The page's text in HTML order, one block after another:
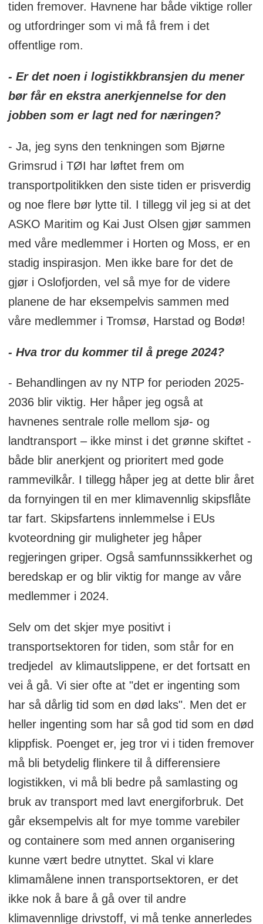
tiden fremover. Havnene har både viktige roller
og utfordringer som vi må få frem i det
offentlige rom.
- Er det noen i logistikkbransjen du mener
bør får en ekstra anerkjennelse for den
jobben som er lagt ned for næringen?
- Ja, jeg syns den tenkningen som Bjørne
Grimsrud i TØI har løftet frem om
transportpolitikken den siste tiden er prisverdig
og noe flere bør lytte til. I tillegg vil jeg si at det
ASKO Maritim og Kai Just Olsen gjør sammen
med våre medlemmer i Horten og Moss, er en
stadig inspirasjon. Men ikke bare for det de
gjør i Oslofjorden, vel så mye for de videre
planene de har eksempelvis sammen med
våre medlemmer i Tromsø, Harstad og Bodø!
- Hva tror du kommer til å prege 2024?
- Behandlingen av ny NTP for perioden 2025-
2036 blir viktig. Her håper jeg også at
havnenes sentrale rolle mellom sjø- og
landtransport – ikke minst i det grønne skiftet -
både blir anerkjent og prioritert med gode
rammevilkår. I tillegg håper jeg at dette blir året
da fornyingen til en mer klimavennlig skipsflåte
tar fart. Skipsfartens innlemmelse i EUs
kvoteordning gir muligheter jeg håper
regjeringen griper. Også samfunnssikkerhet og
beredskap er og blir viktig for mange av våre
medlemmer i 2024.
Selv om det skjer mye positivt i
transportsektoren for tiden, som står for en
tredjedel av klimautslippene, er det fortsatt en
vei å gå. Vi sier ofte at "det er ingenting som
har så dårlig tid som en død laks". Men det er
heller ingenting som har så god tid som en død
klippfisk. Poenget er, jeg tror vi i tiden fremover
må bli betydelig flinkere til å differensiere
logistikken, vi må bli bedre på samlasting og
bruk av transport med lavt energiforbruk. Det
går eksempelvis alt for mye tomme varebiler
og containere som med annen organisering
kunne vært bedre utnyttet. Skal vi klare
klimamålene innen transportsektoren, er det
ikke nok å bare å gå over til andre
klimavennlige drivstoff, vi må tenke annerledes